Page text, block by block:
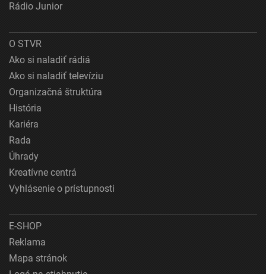
Rádio Junior
O STVR
Ako si naladiť rádiá
Ako si naladiť televíziu
Organizačná štruktúra
História
Kariéra
Rada
Úhrady
Kreatívne centrá
Vyhlásenie o prístupnosti
E-SHOP
Reklama
Mapa stránok